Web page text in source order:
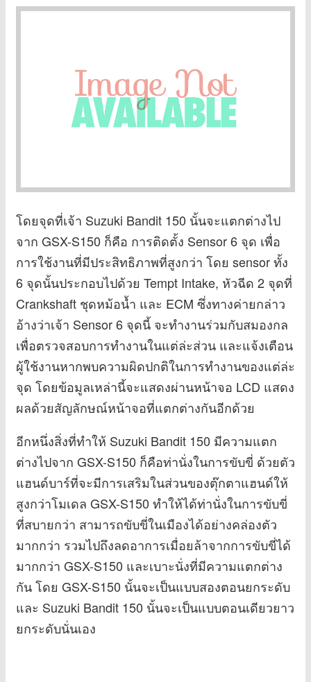
โดยจุดที่เจ้า Suzuki Bandit 150 นั้นจะแตกต่างไป
จาก GSX-S150 ก็คือ การติดตั้ง Sensor 6 จุด เพื่อ
การใช้งานที่มีประสิทธิภาพที่สูงกว่า โดย sensor ทั้ง
6 จุดนั้นประกอบไปด้วย Tempt Intake, หัวฉีด 2 จุดที่
Crankshaft ชุดหม้อน้ำ และ ECM ซึ่งทางค่ายกล่าว
อ้างว่าเจ้า Sensor 6 จุดนี้ จะทำงานร่วมกับสมองกล
เพื่อตรวจสอบการทำงานในแต่ล่ะส่วน และแจ้งเตือน
ผู้ใช้งานหากพบความผิดปกติในการทำงานของแต่ล่ะ
จุด โดยข้อมูลเหล่านี้จะแสดงผ่านหน้าจอ LCD แสดง
ผลด้วยสัญลักษณ์หน้าจอที่แตกต่างกันอีกด้วย
อีกหนึ่งสิ่งที่ทำให้ Suzuki Bandit 150 มีความแตก
ต่างไปจาก GSX-S150 ก็คือท่านั่งในการขับขี่ ด้วยตัว
แฮนด์บาร์ที่จะมีการเสริมในส่วนของตุ๊กตาแฮนด์ให้
สูงกว่าโมเดล GSX-S150 ทำให้ได้ท่านั่งในการขับขี่
ที่สบายกว่า สามารถขับขี่ในเมืองได้อย่างคล่องตัว
มากกว่า รวมไปถึงลดอาการเมื่อยล้าจากการขับขี่ได้
มากกว่า GSX-S150 และเบาะนั่งที่มีความแตกต่าง
กัน โดย GSX-S150 นั้นจะเป็นแบบสองตอนยกระดับ
และ Suzuki Bandit 150 นั้นจะเป็นแบบตอนเดียวยาว
ยกระดับนั่นเอง